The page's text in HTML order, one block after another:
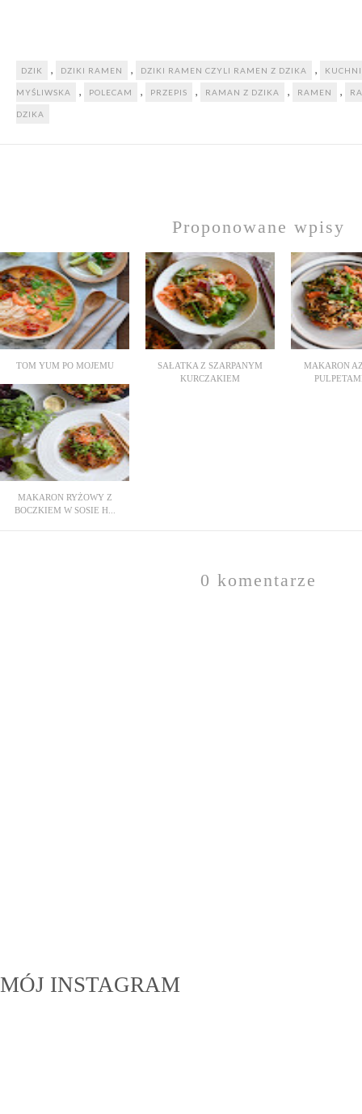
DZIK , DZIKI RAMEN , DZIKI RAMEN CZYLI RAMEN Z DZIKA ,
MYŚLIWSKA , POLECAM , PRZEPIS , RAMAN Z DZIKA , RAMEN ,
DZIKA
Proponowane wpisy
TOM YUM PO MOJEMU
SAŁATKA Z SZARPANYM
KURCZAKIEM
MAKARON
MAKARON RYŻOWY Z
BOCZKIEM W SOSIE H...
0 komentarze
MÓJ INSTAGRAM